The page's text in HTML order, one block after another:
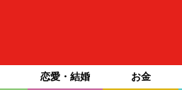
恋愛・結婚 お金